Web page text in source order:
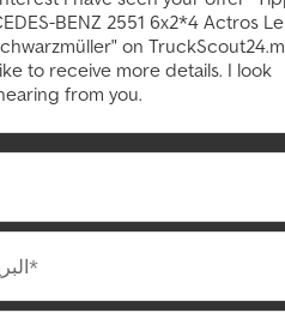
البريد الإلكتروني*